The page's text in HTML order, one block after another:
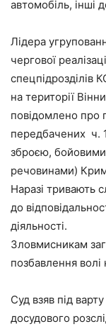
автомобіль, інші
Лідера
чергової
спецпідрозділів
на території
повідомлено про
передбачених ч.
зброєю,
речовинами)
Наразі тривають
до
діяльності.
Зловмисникам
позбавлення
Суд взяв під
досудового